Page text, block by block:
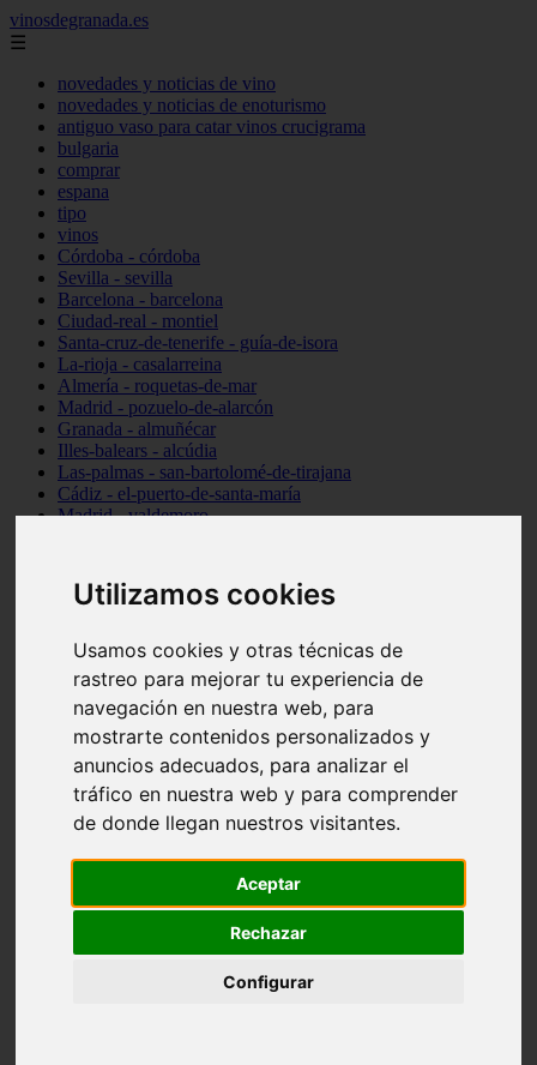
Utilizamos cookies
Usamos cookies y otras técnicas de
rastreo para mejorar tu experiencia de
navegación en nuestra web, para
mostrarte contenidos personalizados y
anuncios adecuados, para analizar el
tráfico en nuestra web y para comprender
de donde llegan nuestros visitantes.
Aceptar
Rechazar
Configurar
vinosdegranada.es
☰
novedades y noticias de vino
novedades y noticias de enoturismo
antiguo vaso para catar vinos crucigrama
bulgaria
comprar
espana
tipo
vinos
Córdoba - córdoba
Sevilla - sevilla
Barcelona - barcelona
Ciudad-real - montiel
Santa-cruz-de-tenerife - guía-de-isora
La-rioja - casalarreina
Almería - roquetas-de-mar
Madrid - pozuelo-de-alarcón
Granada - almuñécar
Illes-balears - alcúdia
Las-palmas - san-bartolomé-de-tirajana
Cádiz - el-puerto-de-santa-maría
Madrid - valdemoro
Cantabria - suances
Sevilla - bormujos
Málaga - júzcar
Huesca - alquézar
Huesca - castejón-de-sos
Lleida - alt-àneu
Córdoba - almedinilla
Navarra - zangoza
Cantabria - arenas-de-iguña
Barcelona - la-pobla-de-lillet
Murcia - cartagena
Madrid - nuevo-baztán